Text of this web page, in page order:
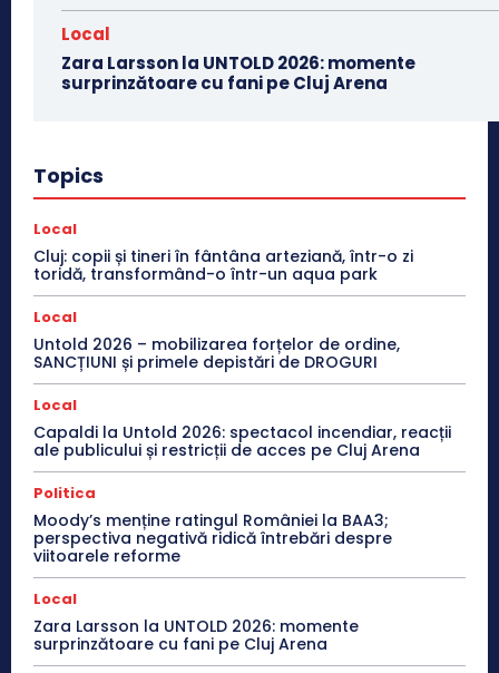
Local
Zara Larsson la UNTOLD 2026: momente
surprinzătoare cu fani pe Cluj Arena
Topics
Local
Cluj: copii și tineri în fântâna arteziană, într-o zi
toridă, transformând-o într-un aqua park
Local
Untold 2026 – mobilizarea forțelor de ordine,
SANCȚIUNI și primele depistări de DROGURI
Local
Capaldi la Untold 2026: spectacol incendiar, reacții
ale publicului și restricții de acces pe Cluj Arena
Politica
Moody’s menține ratingul României la BAA3;
perspectiva negativă ridică întrebări despre
viitoarele reforme
Local
Zara Larsson la UNTOLD 2026: momente
surprinzătoare cu fani pe Cluj Arena